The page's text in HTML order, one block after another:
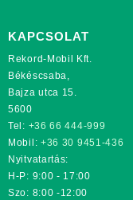
KAPCSOLAT
Rekord-Mobil Kft.
Békéscsaba,
Bajza utca 15.
5600
Tel: +36 66 444-999
Mobil: +36 30 9451-436
Nyitvatartás:
H-P: 9:00 - 17:00
Szo: 8:00 -12:00